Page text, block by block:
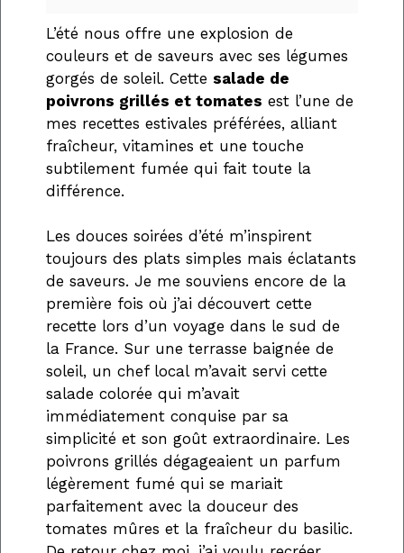
L’été nous offre une explosion de
couleurs et de saveurs avec ses légumes
gorgés de soleil. Cette salade de
poivrons grillés et tomates est l’une de
mes recettes estivales préférées, alliant
fraîcheur, vitamines et une touche
subtilement fumée qui fait toute la
différence.
Les douces soirées d’été m’inspirent
toujours des plats simples mais éclatants
de saveurs. Je me souviens encore de la
première fois où j’ai découvert cette
recette lors d’un voyage dans le sud de
la France. Sur une terrasse baignée de
soleil, un chef local m’avait servi cette
salade colorée qui m’avait
immédiatement conquise par sa
simplicité et son goût extraordinaire. Les
poivrons grillés dégageaient un parfum
légèrement fumé qui se mariait
parfaitement avec la douceur des
tomates mûres et la fraîcheur du basilic.